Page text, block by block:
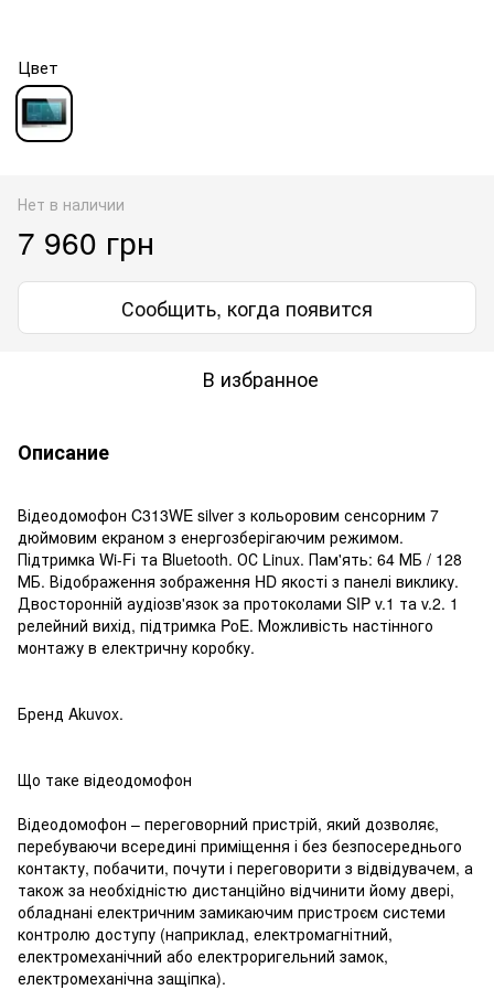
Цвет
Нет в наличии
7 960 грн
Сообщить, когда появится
В избранное
Описание
Відеодомофон C313WE silver з кольоровим сенсорним 7
дюймовим екраном з енергозберігаючим режимом.
Підтримка Wi-Fі та Bluetooth. ОС Linux. Пам'ять: 64 МБ / 128
МБ. Відображення зображення HD якості з панелі виклику.
Двосторонній аудіозв'язок за протоколами SIP v.1 та v.2. 1
релейний вихід, підтримка PoE. Можливість настінного
монтажу в електричну коробку.
Бренд Akuvox.
Що таке відеодомофон
Відеодомофон – переговорний пристрій, який дозволяє,
перебуваючи всередині приміщення і без безпосереднього
контакту, побачити, почути і переговорити з відвідувачем, а
також за необхідністю дистанційно відчинити йому двері,
обладнані електричним замикаючим пристроєм системи
контролю доступу (наприклад, електромагнітний,
електромеханічний або електроригельний замок,
електромеханічна защіпка).